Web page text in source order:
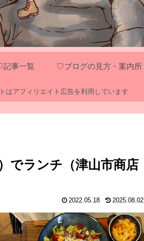
事一覧 ♡ブログの見方・案内所
はアフィリエイト広告を利用しています
でランチ（津山市商店
2022.05.18 2025.08.02